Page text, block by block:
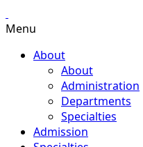
Menu
About
About
Administration
Departments
Specialties
Admission